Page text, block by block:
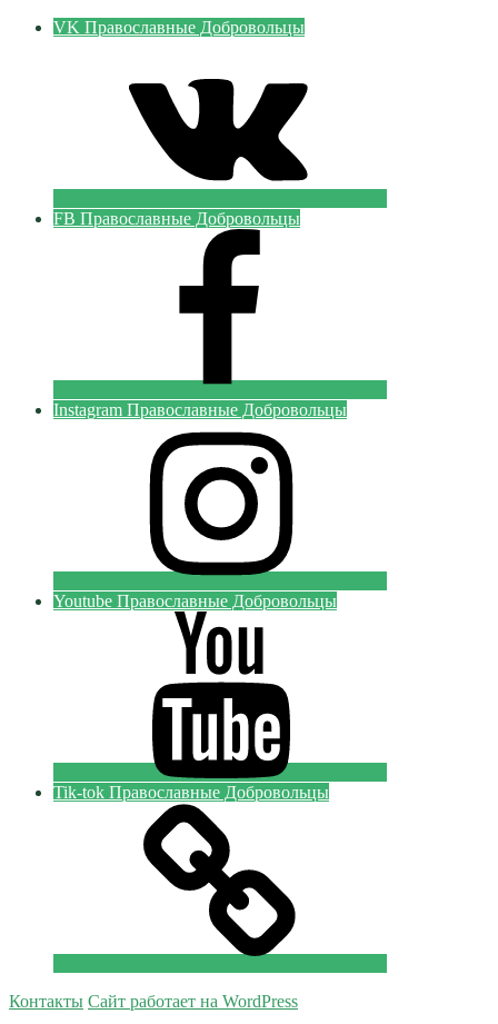
VK Православные Добровольцы
FB Православные Добровольцы
Instagram Православные Добровольцы
Youtube Православные Добровольцы
Tik-tok Православные Добровольцы
Контакты Сайт работает на WordPress